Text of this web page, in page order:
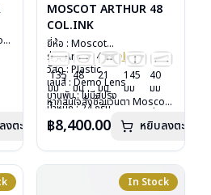
ตะกร้า
MOSCOT ARTHUR 48
COL.INK
ยี่ห้อ : Moscot
รุ่น : Arthur 48Col.ink
วัสดุ : Plastic
เลนส์ : Demo Lens
บานพับ : ไม่มีสปริง
น้ำหนัก : 24 กรัม
อุปกรณ์ : กล่องแว่น, กล่อง
กระดาษ, ผ้าเช็ดแว่น
การรับประกัน : 1 ปี
135
มม
48
มม
21
มม
145
มม
40
มม
หากสนใจสั่งชื้อแว่นตา Moscot
ลงไว้กรุณาติดต่อเราคลิก
฿8,400.00 หยิบลงตะกร้า
In Stock